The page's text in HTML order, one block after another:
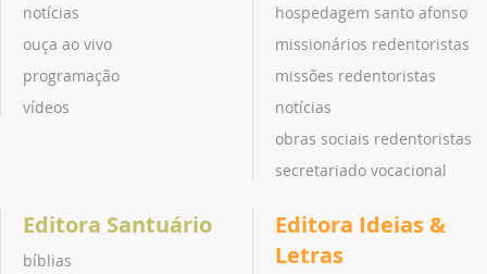
notícias
ouça ao vivo
programação
vídeos
hospedagem santo afonso
missionários redentoristas
missões redentoristas
notícias
obras sociais redentoristas
secretariado vocacional
Editora Santuário
bíblias
Editora Ideias &
Letras